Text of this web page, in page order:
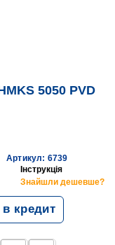
5050 PVD
Артикул: 6739
Інструкція
Знайшли дешевше?
в кредит